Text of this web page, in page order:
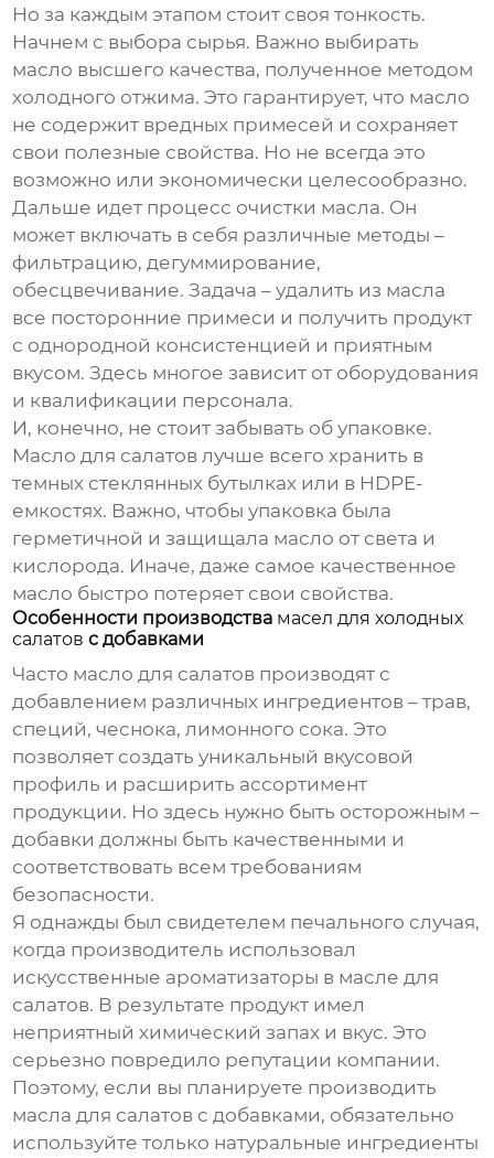
Но за каждым этапом стоит своя тонкость.
Начнем с выбора сырья. Важно выбирать
масло высшего качества, полученное методом
холодного отжима. Это гарантирует, что масло
не содержит вредных примесей и сохраняет
свои полезные свойства. Но не всегда это
возможно или экономически целесообразно.
Дальше идет процесс очистки масла. Он
может включать в себя различные методы –
фильтрацию, дегуммирование,
обесцвечивание. Задача – удалить из масла
все посторонние примеси и получить продукт
с однородной консистенцией и приятным
вкусом. Здесь многое зависит от оборудования
и квалификации персонала.
И, конечно, не стоит забывать об упаковке.
Масло для салатов лучше всего хранить в
темных стеклянных бутылках или в HDPE-
емкостях. Важно, чтобы упаковка была
герметичной и защищала масло от света и
кислорода. Иначе, даже самое качественное
масло быстро потеряет свои свойства.
Особенности производства масел для холодных
салатов с добавками
Часто масло для салатов производят с
добавлением различных ингредиентов – трав,
специй, чеснока, лимонного сока. Это
позволяет создать уникальный вкусовой
профиль и расширить ассортимент
продукции. Но здесь нужно быть осторожным –
добавки должны быть качественными и
соответствовать всем требованиям
безопасности.
Я однажды был свидетелем печального случая,
когда производитель использовал
искусственные ароматизаторы в масле для
салатов. В результате продукт имел
неприятный химический запах и вкус. Это
серьезно повредило репутации компании.
Поэтому, если вы планируете производить
масла для салатов с добавками, обязательно
используйте только натуральные ингредиенты